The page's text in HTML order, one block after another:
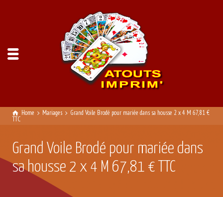
Home Mariages Grand Voile Brodé pour mariée dans sa housse 2 x 4 M 67,81 €
TTC
Grand Voile Brodé pour mariée dans
sa housse 2 x 4 M 67,81 € TTC